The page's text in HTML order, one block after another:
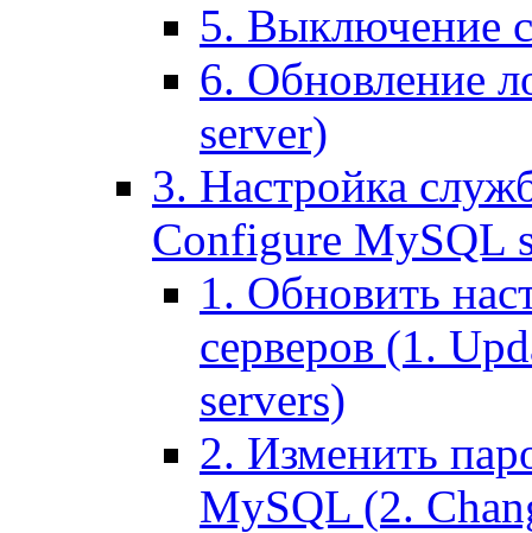
5. Выключение
6. Обновление
server)
3. Настройка
Configure MySQL
1. Обновить
серверов (1.
servers)
2. Изменить
MySQL (2.